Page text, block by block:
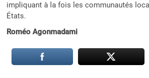
impliquant à la fois les communautés
États.
Roméo Agonmadami